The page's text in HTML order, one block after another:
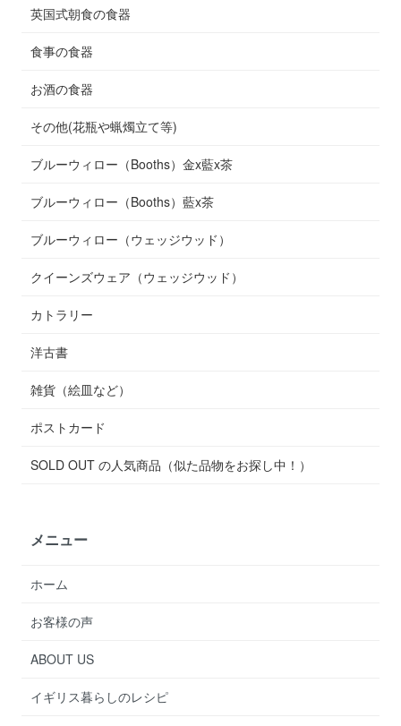
英国式朝食の食器
食事の食器
お酒の食器
その他(花瓶や蝋燭立て等)
ブルーウィロー（Booths）金x藍x茶
ブルーウィロー（Booths）藍x茶
ブルーウィロー（ウェッジウッド）
クイーンズウェア（ウェッジウッド）
カトラリー
洋古書
雑貨（絵皿など）
ポストカード
SOLD OUT の人気商品（似た品物をお探し中！）
メニュー
ホーム
お客様の声
ABOUT US
イギリス暮らしのレシピ